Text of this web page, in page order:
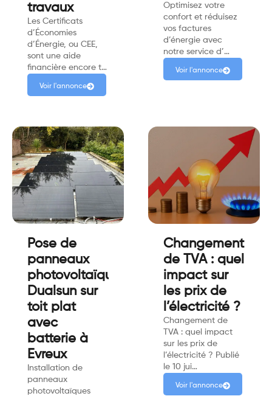
travaux
Les Certificats
d’Économies
d’Énergie, ou CEE,
sont une aide
financière encore t…
Voir l'annonce
Optimisez votre
confort et réduisez
vos factures
d’énergie avec
notre service d’…
Voir l'annonce
Pose de
panneaux
photovoltaïque
Dualsun sur
toit plat
avec
batterie à
Evreux
Installation de
panneaux
photovoltaïques
Changement
de TVA : quel
impact sur
les prix de
l’électricité ?
Changement de
TVA : quel impact
sur les prix de
l’électricité ? Publié
le 10 jui…
Voir l'annonce